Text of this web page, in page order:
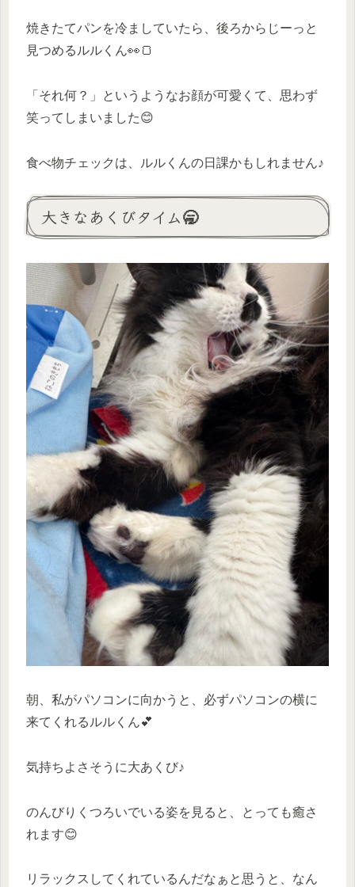
焼きたてパンを冷ましていたら、後ろからじーっと
見つめるルルくん👀🍞
「それ何？」というようなお顔が可愛くて、思わず
笑ってしまいました😊
食べ物チェックは、ルルくんの日課かもしれません♪
大きなあくびタイム🥱
朝、私がパソコンに向かうと、必ずパソコンの横に
来てくれるルルくん💕
気持ちよさそうに大あくび♪
のんびりくつろいでいる姿を見ると、とっても癒さ
れます😊
リラックスしてくれているんだなぁと思うと、なん